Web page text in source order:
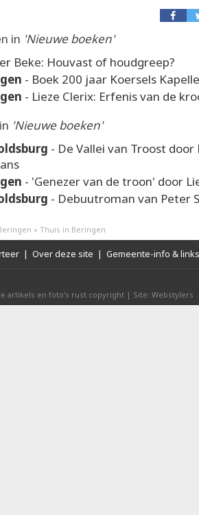
in 'Nieuwe boeken'
Beke: Houvast of houdgreep?
- Boek 200 jaar Koersels
- Lieze Clerix: Erfenis van de
'Nieuwe boeken'
- De Vallei van Troost door
- 'Genezer van de troon' door
- Debuutroman van Peter
» Thuis in Beringen
| Over deze site | Gemeente-info & links
artikels en foto’s rust copyright | Site: Webstylers